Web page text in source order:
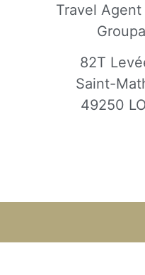
Travel
82T
Saint-
49250